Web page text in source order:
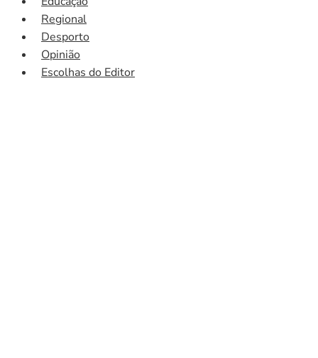
Regional
Desporto
Opinião
Escolhas do Editor